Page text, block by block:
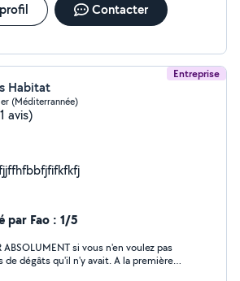
Contacter
Entreprise
Habitat
(Méditerrannée)
avis)
par Fao : 1/5
ABSOLUMENT si vous n'en voulez pas
de dégâts qu'il n'y avait. A la première